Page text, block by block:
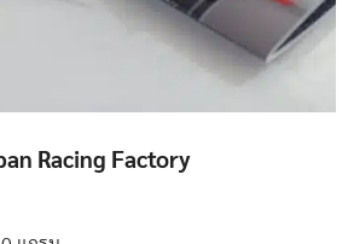
Racing Factory